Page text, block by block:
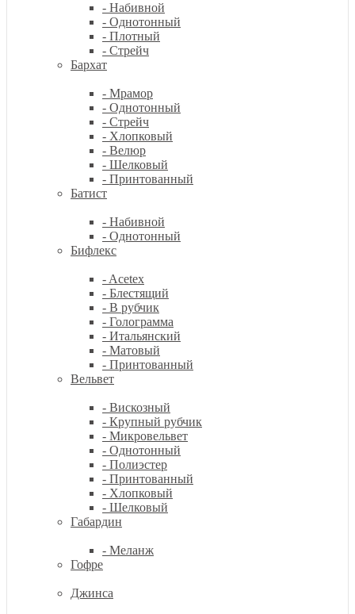
- Набивной
- Однотонный
- Плотный
- Стрейч
Бархат
- Мрамор
- Однотонный
- Стрейч
- Хлопковый
- Велюр
- Шелковый
- Принтованный
Батист
- Набивной
- Однотонный
Бифлекс
- Acetex
- Блестящий
- В рубчик
- Голограмма
- Итальянский
- Матовый
- Принтованный
Вельвет
- Вискозный
- Крупный рубчик
- Микровельвет
- Однотонный
- Полиэстер
- Принтованный
- Хлопковый
- Шелковый
Габардин
- Меланж
Гофре
Джинса